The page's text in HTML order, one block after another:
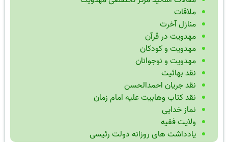
ملاقات
منازل آخرت
مهدویت در قرآن
مهدویت و کودکان
مهدویت و نوجوانان
نقد بهائیت
نقد جریان احمدالحسن
نقد کتاب وهابیت علیه امام زمان
نماز خدایی
ولایت فقیه
یادداشت های روزانه دولت رئیسی